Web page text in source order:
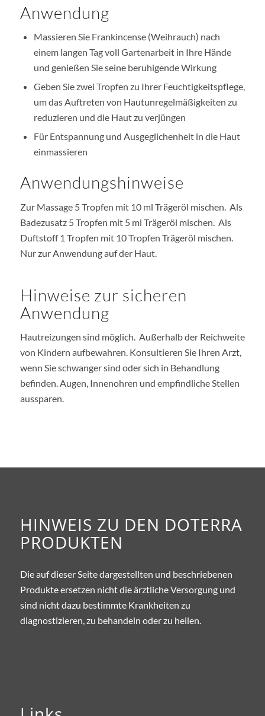
Anwendung
Massieren Sie Frankincense (Weihrauch) nach
einem langen Tag voll Gartenarbeit in Ihre Hände
und genießen Sie seine beruhigende Wirkung
Geben Sie zwei Tropfen zu Ihrer Feuchtigkeitspflege,
um das Auftreten von Hautunregelmäßigkeiten zu
reduzieren und die Haut zu verjüngen
Für Entspannung und Ausgeglichenheit in die Haut
einmassieren
Anwendungshinweise
Zur Massage 5 Tropfen mit 10 ml Trägeröl mischen. Als
Badezusatz 5 Tropfen mit 5 ml Trägeröl mischen. Als
Duftstoff 1 Tropfen mit 10 Tropfen Trägeröl mischen.
Nur zur Anwendung auf der Haut.
Hinweise zur sicheren
Anwendung
Hautreizungen sind möglich. Außerhalb der Reichweite
von Kindern aufbewahren. Konsultieren Sie Ihren Arzt,
wenn Sie schwanger sind oder sich in Behandlung
befinden. Augen, Innenohren und empfindliche Stellen
aussparen.
HINWEIS ZU DEN DOTERRA
PRODUKTEN
Die auf dieser Seite dargestellten und beschriebenen
Produkte ersetzen nicht die ärztliche Versorgung und
sind nicht dazu bestimmte Krankheiten zu
diagnostizieren, zu behandeln oder zu heilen.